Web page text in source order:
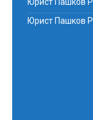
Юрист Пашков